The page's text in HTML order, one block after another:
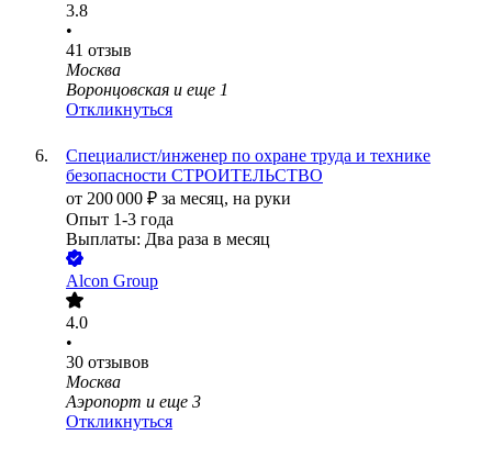
3.8
•
41 отзыв
Москва
Воронцовская и еще 1
Откликнуться
Специалист/инженер по охране труда и технике
безопасности СТРОИТЕЛЬСТВО
от 200 000 ₽ за месяц, на руки
Опыт 1-3 года
Выплаты: Два раза в месяц
Alcon Group
4.0
•
30 отзывов
Москва
Аэропорт и еще 3
Откликнуться